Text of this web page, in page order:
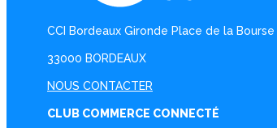
CCI Bordeaux Gironde Place de la Bourse
33000 BORDEAUX
NOUS CONTACTER
CLUB COMMERCE CONNECTÉ